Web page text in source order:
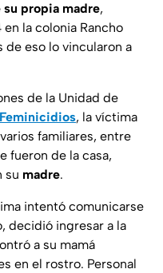
propia madre,
la colonia Rancho
de eso lo vincularon a
de la Unidad de
Feminicidios, la víctima
familiares, entre
fueron de la casa,
su madre.
intentó comunicarse
decidió ingresar a la
a su mamá
en el rostro. Personal